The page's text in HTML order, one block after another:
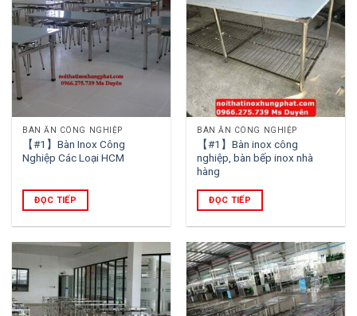
BÀN ĂN CÔNG NGHIỆP
【#1】Bàn Inox Công
Nghiệp Các Loại HCM
ĐỌC TIẾP
BÀN ĂN CÔNG NGHIỆP
【#1】Bàn inox công
nghiệp, bàn bếp inox nhà
hàng
ĐỌC TIẾP